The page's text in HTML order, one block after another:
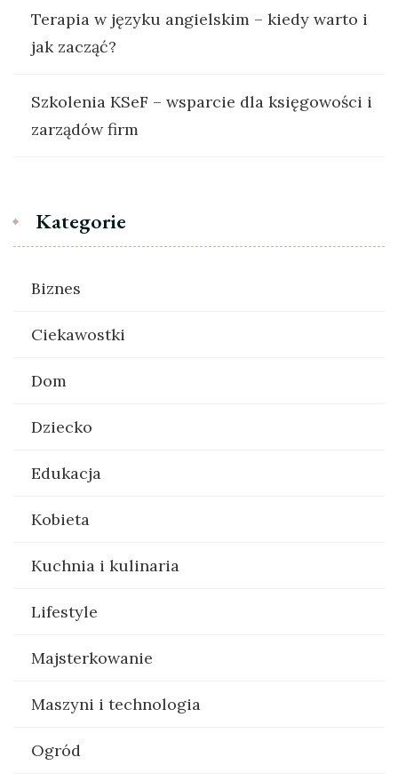
Terapia w języku angielskim – kiedy warto i
jak zacząć?
Szkolenia KSeF – wsparcie dla księgowości i
zarządów firm
Kategorie
Biznes
Ciekawostki
Dom
Dziecko
Edukacja
Kobieta
Kuchnia i kulinaria
Lifestyle
Majsterkowanie
Maszyni i technologia
Ogród